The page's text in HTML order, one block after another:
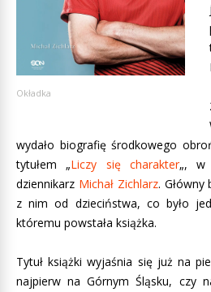
Okładka
wydało biografię środkowego
tytułem „Liczy się charakter„, w
dziennikarz Michał Zichlarz.
z nim od dzieciństwa, co było
któremu powstała książka.
Tytuł książki wyjaśnia się już na
najpierw na Górnym Śląsku, czy